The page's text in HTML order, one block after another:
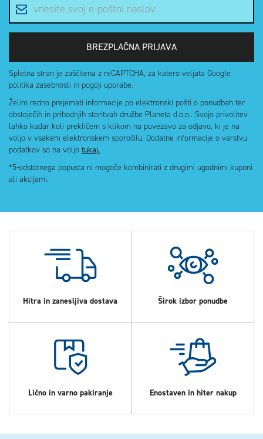
BREZPLAČNA PRIJAVA
Spletna stran je zaščitena z reCAPTCHA, za katero veljata Google
politika zasebnosti in pogoji uporabe.
Želim redno prejemati informacije po elektronski pošti o ponudbah ter
obstoječih in prihodnjih storitvah družbe Planeta d.o.o.. Svojo privolitev
lahko kadar koli prekličem s klikom na povezavo za odjavo, ki je na
voljo v vsakem elektronskem sporočilu. Dodatne informacije o varstvu
podatkov so na voljo tukaj.
*5-odstotnega popusta ni mogoče kombinirati z drugimi ugodnimi kuponi
ali akcijami.
Hitra in zanesljiva dostava Širok izbor ponudbe
Lično in varno pakiranje Enostaven in hiter nakup